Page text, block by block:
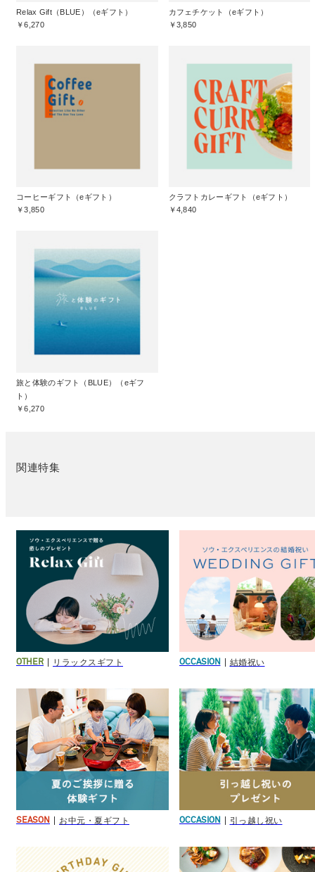
Relax Gift（BLUE）（eギフト）
￥6,270
カフェチケット（eギフト）
￥3,850
コーヒーギフト（eギフト）
￥3,850
クラフトカレーギフト（eギフト）
￥4,840
旅と体験のギフト（BLUE）（eギフ
ト）
￥6,270
関連特集
OTHER リラックスギフト OCCASION 結婚祝い
SEASON お中元・夏ギフト OCCASION 引っ越し祝い